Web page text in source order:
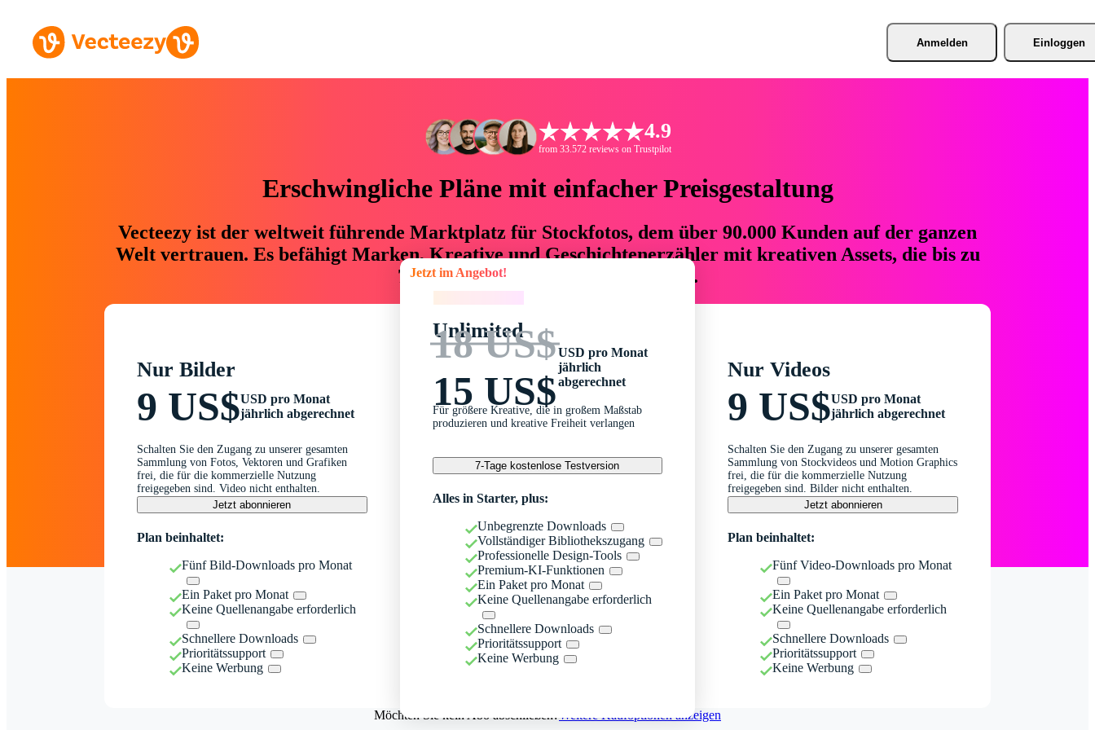
Anmelden Einloggen
4.9
from 33.572 reviews on Trustpilot
Erschwingliche Pläne mit einfacher Preisgestaltung
Vecteezy ist der weltweit führende Marktplatz für Stockfotos, dem über 90.000 Kunden auf der ganzen
Welt vertrauen. Es befähigt Marken, Kreative und Geschichtenerzähler mit kreativen Assets, die bis zu
76 % an Zeit und Budget einsparen.
Nur Bilder
9 US$USD pro Monat
jährlich abgerechnet
Schalten Sie den Zugang zu unserer gesamten
Sammlung von Fotos, Vektoren und Grafiken
frei, die für die kommerzielle Nutzung
freigegeben sind. Video nicht enthalten.
Jetzt abonnieren
Plan beinhaltet:
Fünf Bild-Downloads pro Monat
Ein Paket pro Monat
Keine Quellenangabe erforderlich
Schnellere Downloads
Prioritätssupport
Keine Werbung
Jetzt im Angebot!
Unlimited
18 US$
15 US$
USD pro Monat
jährlich
abgerechnet
Für größere Kreative, die in großem Maßstab
produzieren und kreative Freiheit verlangen
7-Tage kostenlose Testversion
Alles in Starter, plus:
Unbegrenzte Downloads
Vollständiger Bibliothekszugang
Professionelle Design-Tools
Premium-KI-Funktionen
Ein Paket pro Monat
Keine Quellenangabe erforderlich
Schnellere Downloads
Prioritätssupport
Keine Werbung
Nur Videos
9 US$USD pro Monat
jährlich abgerechnet
Schalten Sie den Zugang zu unserer gesamten
Sammlung von Stockvideos und Motion Graphics
frei, die für die kommerzielle Nutzung
freigegeben sind. Bilder nicht enthalten.
Jetzt abonnieren
Plan beinhaltet:
Fünf Video-Downloads pro Monat
Ein Paket pro Monat
Keine Quellenangabe erforderlich
Schnellere Downloads
Prioritätssupport
Keine Werbung
Möchten Sie kein Abo abschließen?Weitere Kaufoptionen anzeigen